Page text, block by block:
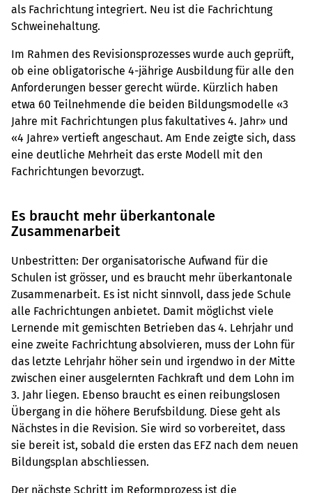
als Fachrichtung integriert. Neu ist die Fachrichtung
Schweinehaltung.
Im Rahmen des Revisionsprozesses wurde auch geprüft,
ob eine obligatorische 4-jährige Ausbildung für alle den
Anforderungen besser gerecht würde. Kürzlich haben
etwa 60 Teilnehmende die beiden Bildungsmodelle «3
Jahre mit Fachrichtungen plus fakultatives 4. Jahr» und
«4 Jahre» vertieft angeschaut. Am Ende zeigte sich, dass
eine deutliche Mehrheit das erste Modell mit den
Fachrichtungen bevorzugt.
Es braucht mehr überkantonale
Zusammenarbeit
Unbestritten: Der organisatorische Aufwand für die
Schulen ist grösser, und es braucht mehr überkantonale
Zusammenarbeit. Es ist nicht sinnvoll, dass jede Schule
alle Fachrichtungen anbietet. Damit möglichst viele
Lernende mit gemischten Betrieben das 4. Lehrjahr und
eine zweite Fachrichtung absolvieren, muss der Lohn für
das letzte Lehrjahr höher sein und irgendwo in der Mitte
zwischen einer ausgelernten Fachkraft und dem Lohn im
3. Jahr liegen. Ebenso braucht es einen reibungslosen
Übergang in die höhere Berufsbildung. Diese geht als
Nächstes in die Revision. Sie wird so vorbereitet, dass
sie bereit ist, sobald die ersten das EFZ nach dem neuen
Bildungsplan abschliessen.
Der nächste Schritt im Reformprozess ist die